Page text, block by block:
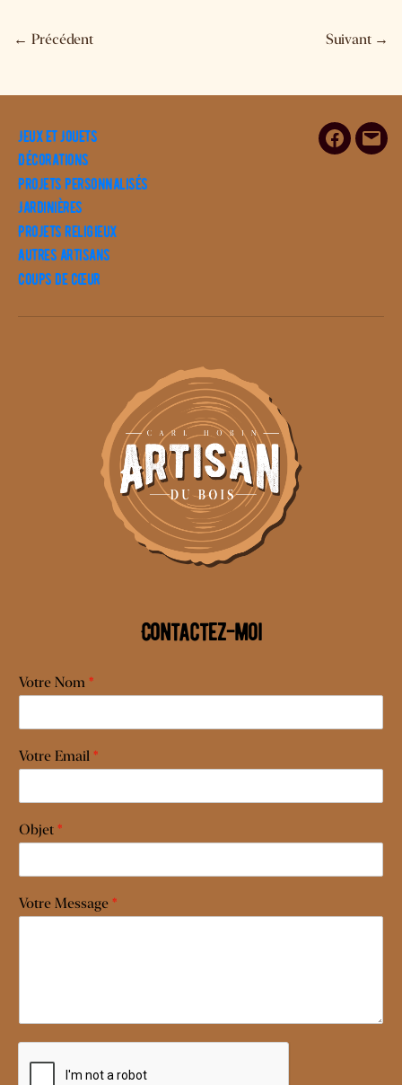
← Précédent Suivant →
Jeux et Jouets
Décorations
Projets personnalisés
Jardinières
Projets religieux
Autres artisans
Coups de cœur
FacebookE-
Contactez-moi
Votre Nom *
Votre Email *
Objet *
Votre Message *